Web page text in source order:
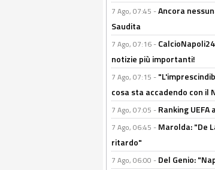
7 Ago, 07:45 -Ancora
Saudita
7 Ago, 07:16 -
notizie più importanti!
7 Ago, 07:15 -
cosa sta accadendo con il
7 Ago, 07:05 - Ranking
7 Ago, 06:45 - Marolda: "De
ritardo"
7 Ago, 06:00 - Del Genio: